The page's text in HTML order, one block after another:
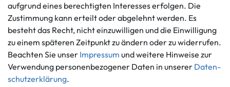
Informationen
Ankauf
Über uns
Häufig gestellte Fragen
Zahlung und Versand
Batterieentsorgung
Zahlungsmöglichkeiten
aufgrund eines berechtigten Interesses erfolgen. Die
Zustimmung kann erteilt oder abgelehnt werden. Es
besteht das Recht, nicht einzuwilligen und die Einwilligung
zu einem späteren Zeitpunkt zu ändern oder zu widerrufen.
Beachten Sie unser Impressum und weitere Hinweise zur
Verwendung personenbezogener Daten in unserer Daten­
schutz­erklärung.